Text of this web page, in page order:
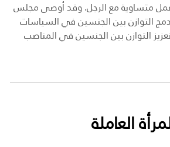
عمل متساوية مع الرجل. وقد أوصى مجلس
التوازن بين الجنسين في السياسات
التوازن بين الجنسين في المناصب
العاملة